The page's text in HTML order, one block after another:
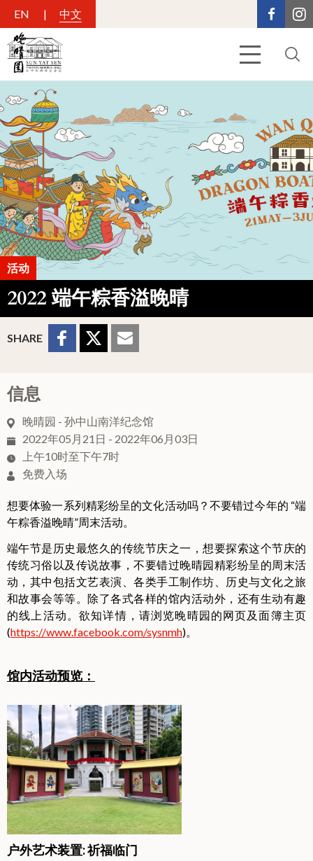
EN 中文
活动
2022 端午粽香溢晚晴
SHARE Sharing Buttons
Share to
Facebook
Share
to
Share
to
信息
晚晴园 - 孙中山南洋纪念馆
2022年05月21日 - 2022年06月03日
上午10时至下午7时
免费入场
想要体验一系列精彩纷呈的文化活动吗？不要错过今年的 “端
午粽香溢晚晴”周末活动。
端午节是历史最悠久的传统节庆之一，想要探索这个节庆的
传统习俗以及传说故事，不要错过晚晴园精彩纷呈的周末活
动，其中包括文艺表演、各类手工制作坊、历史与文化之旅
和故事会等等。除了各式各样的馆内活动外，还有生动有趣
的线上活动。欲知详情，请浏览晚晴园的网页及面簿主页
(https://www.facebook.com/sysnmh)。
馆内活动预览：
户外艺术装置: 祈福临门